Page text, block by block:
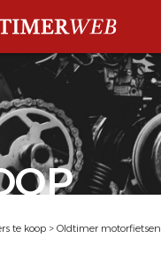
te koop > Oldtimer motorfietsen